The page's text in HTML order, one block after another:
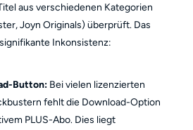
aus verschiedenen Kategorien
Joyn Originals) überprüft. Das
Inkonsistenz:
Button:Bei vielen lizenzierten
fehlt die Download-Option
PLUS-Abo. Dies liegt